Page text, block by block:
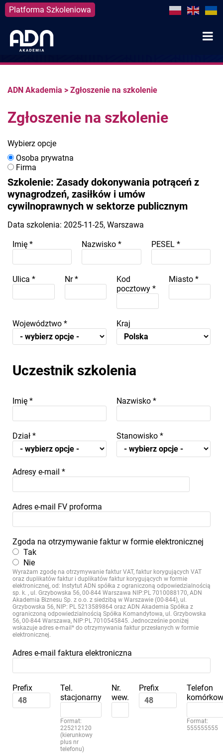
Platforma Szkoleniowa
content
ADN Akademia > Zgłoszenie na szkolenie
Zgłoszenie na szkolenie
Wybierz opcje
Osoba prywatna
Firma
Szkolenie: Zasady dokonywania potrąceń z
wynagrodzeń, zasiłków i umów
cywilnoprawnych w sektorze publicznym
Data szkolenia: 2025-11-25, Warszawa
Imię * Nazwisko* PESEL *
Ulica * Nr*
Kod
pocztowy *
Miasto *
Województwo * Kraj
Uczestnik szkolenia
Imię * Nazwisko *
Dział * Stanowisko *
Adresy e-mail *
Adres e-mail FV proforma
Zgoda na otrzymywanie faktur w formie elektronicznej
Tak
Nie
Wyrażam zgodę na otrzymywanie faktur VAT, faktur korygujących VAT
oraz duplikatów faktur i duplikatów faktur korygujących w formie
elektronicznej, od: Instytut ADN spółka z ograniczoną odpowiedzialnością
sp. k. , ul. Grzybowska 56, 00-844 Warszawa NIP:PL 7010088170, ADN
Akademia Biznesu Sp. z o.o. z siedzibą w Warszawie (00-844), ul.
Grzybowska 56, NIP: PL 5213589864 oraz ADN Akademia Spółka z
ograniczoną odpowiedzialnością Spółka Komandytowa, ul. Grzybowska
56, 00-844 Warszawa, NIP:PL 7010545845. Jednocześnie poniżej
wskazuje adres e-mail* do otrzymywania faktur przesłanych w formie
elektronicznej.
Adres e-mail faktura elektroniczna
Prefix
Tel.
stacjonarny
Format:
225212120
(kierunkowy
plus nr
telefonu)
Nr.
wew.
Prefix
Telefon
Format:
555555555